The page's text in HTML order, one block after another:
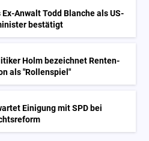
Anwalt Todd Blanche als US-
bestätigt
Holm bezeichnet Renten-
als "Rollenspiel"
Einigung mit SPD bei